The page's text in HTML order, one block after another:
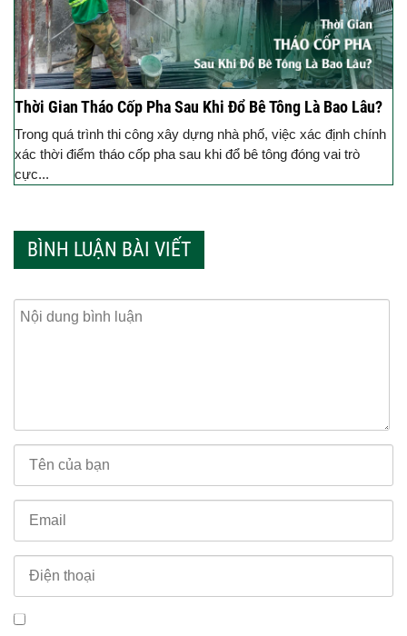
Thời Gian Tháo Cốp Pha Sau Khi Đổ Bê Tông Là Bao Lâu?
Trong quá trình thi công xây dựng nhà phố, việc xác định chính
xác thời điểm tháo cốp pha sau khi đổ bê tông đóng vai trò
cực...
BÌNH LUẬN BÀI VIẾT